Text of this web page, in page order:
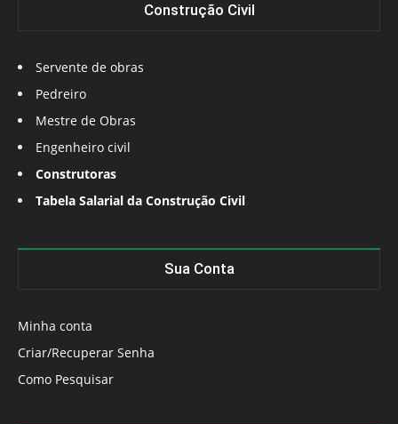
Construção Civil
Servente de obras
Pedreiro
Mestre de Obras
Engenheiro civil
Construtoras
Tabela Salarial da Construção Civil
Sua Conta
Minha conta
Criar/Recuperar Senha
Como Pesquisar